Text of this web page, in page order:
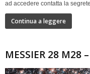
ad accedere contatta la
Continua a leggere
MESSIER 28